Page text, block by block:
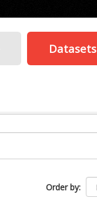
Datasets
Order by